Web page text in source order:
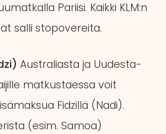
Pariisi. Kaikki KLM:n
salli stopovereita.
Australiasta ja Uudesta-
matkustaessa voit
Fidzillä (Nadi).
(esim. Samoa)